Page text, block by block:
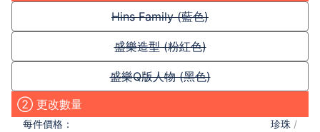
Hins Family (藍色)
盛樂造型 (粉紅色)
盛樂Q版人物 (黑色)
② 更改數量
每件價格： 珍珠 /